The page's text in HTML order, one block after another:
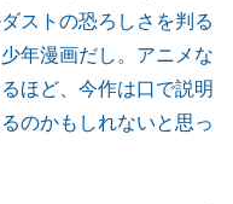
ストの恐ろしさを判る
年漫画だし。アニメな
ほど、今作は口で説明
のかもしれないと思っ